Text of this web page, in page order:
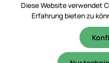
Diese Website verwendet
Erfahrung bieten zu